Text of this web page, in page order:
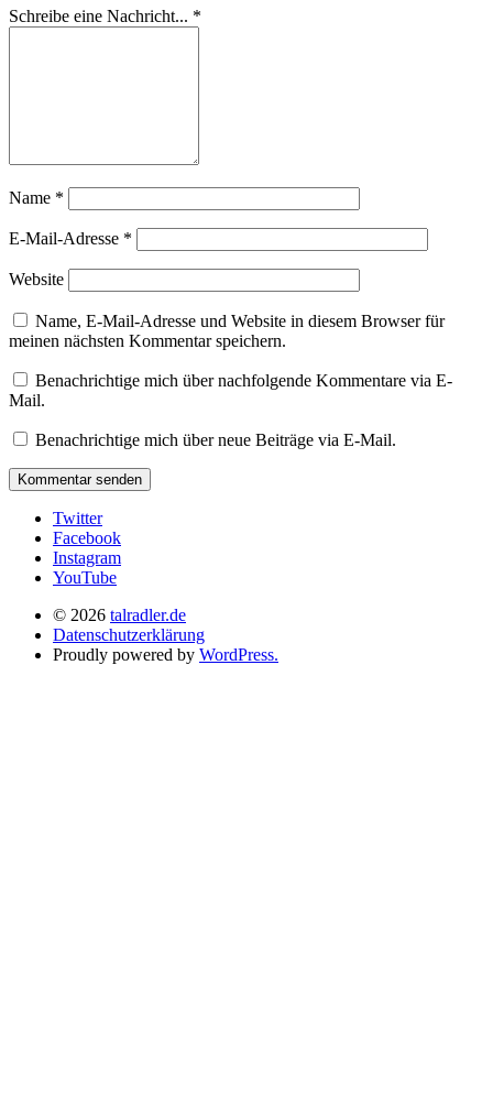
Schreibe eine Nachricht... *
Name *
E-Mail-Adresse *
Website
Name, E-Mail-Adresse und Website in diesem Browser für
meinen nächsten Kommentar speichern.
Benachrichtige mich über nachfolgende Kommentare via E-
Mail.
Benachrichtige mich über neue Beiträge via E-Mail.
Twitter
Facebook
Instagram
YouTube
© 2026 talradler.de
Datenschutzerklärung
Proudly powered by WordPress.